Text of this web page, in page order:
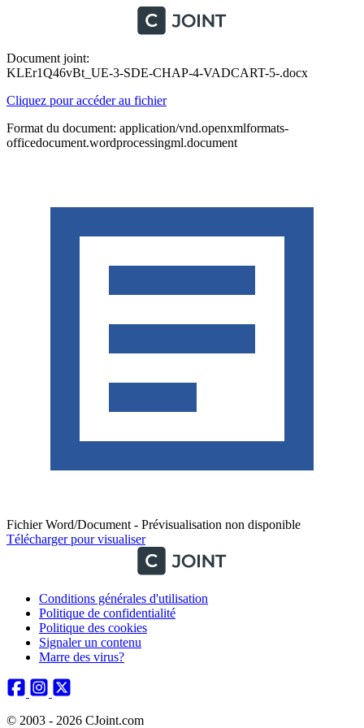
Document joint:
KLEr1Q46vBt_UE-3-SDE-CHAP-4-VADCART-5-.docx
Cliquez pour accéder au fichier
Format du document: application/vnd.openxmlformats-
officedocument.wordprocessingml.document
Fichier Word/Document - Prévisualisation non disponible
Télécharger pour visualiser
Conditions générales d'utilisation
Politique de confidentialité
Politique des cookies
Signaler un contenu
Marre des virus?
© 2003 - 2026 CJoint.com